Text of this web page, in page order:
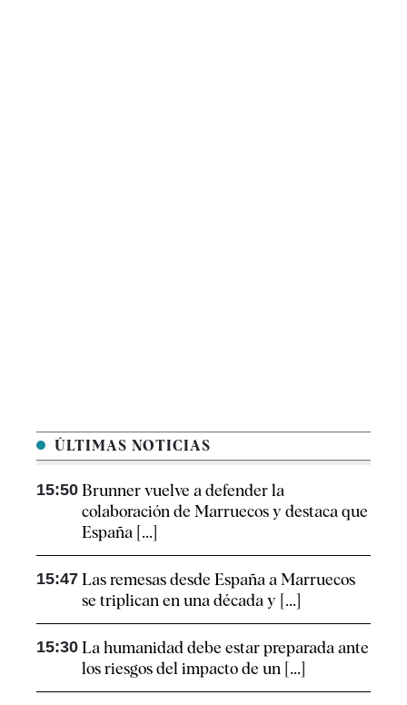
ÚLTIMAS NOTICIAS
15:50 Brunner vuelve a defender la
colaboración de Marruecos y destaca que
España [...]
15:47 Las remesas desde España a Marruecos
se triplican en una década y [...]
15:30 La humanidad debe estar preparada ante
los riesgos del impacto de un [...]